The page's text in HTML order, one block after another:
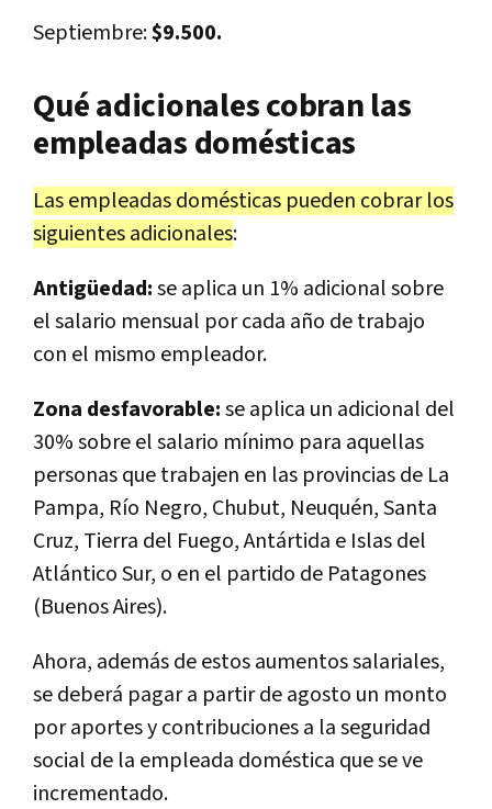
Septiembre:$9.500.
Qué adicionales cobran las
empleadas domésticas
Las empleadas domésticas pueden cobrar los
siguientes adicionales:
Antigüedad:se aplica un 1% adicional sobre
el salario mensual por cada año de trabajo
con el mismo empleador.
Zona desfavorable:se aplica un adicional del
30% sobre el salario mínimo para aquellas
personas que trabajen en las provincias de La
Pampa, Río Negro, Chubut, Neuquén, Santa
Cruz, Tierra del Fuego, Antártida e Islas del
Atlántico Sur, o en el partido de Patagones
(Buenos Aires).
Ahora, además de estos aumentos salariales,
se deberá pagar a partir de agosto un monto
por aportes y contribuciones a la seguridad
social de la empleada doméstica que se ve
incrementado.